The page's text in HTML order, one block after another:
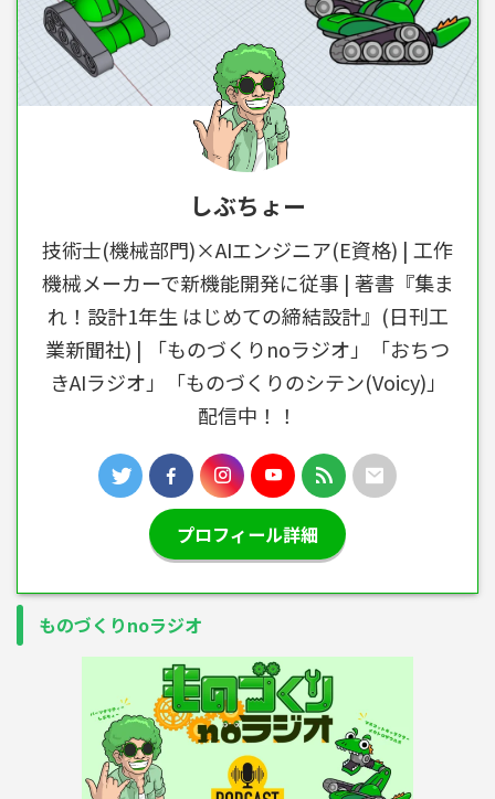
しぶちょー
技術士(機械部門)×AIエンジニア(E資格) | 工作
機械メーカーで新機能開発に従事 | 著書『集ま
れ！設計1年生 はじめての締結設計』(日刊工
業新聞社) | 「ものづくりnoラジオ」「おちつ
きAIラジオ」「ものづくりのシテン(Voicy)」
配信中！！
プロフィール詳細
ものづくりnoラジオ